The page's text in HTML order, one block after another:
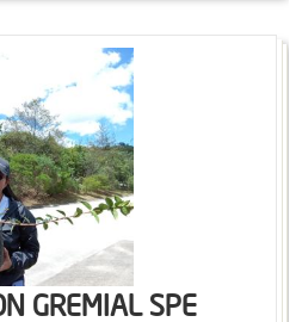
GREMIAL SPE